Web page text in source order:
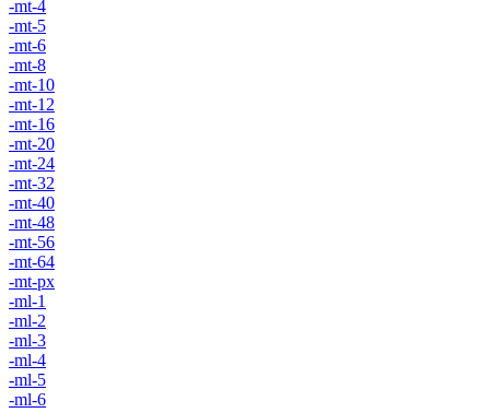
-mt-4
-mt-5
-mt-6
-mt-8
-mt-10
-mt-12
-mt-16
-mt-20
-mt-24
-mt-32
-mt-40
-mt-48
-mt-56
-mt-64
-mt-px
-ml-1
-ml-2
-ml-3
-ml-4
-ml-5
-ml-6